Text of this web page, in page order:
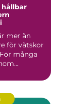
mer än
för vätskor
många